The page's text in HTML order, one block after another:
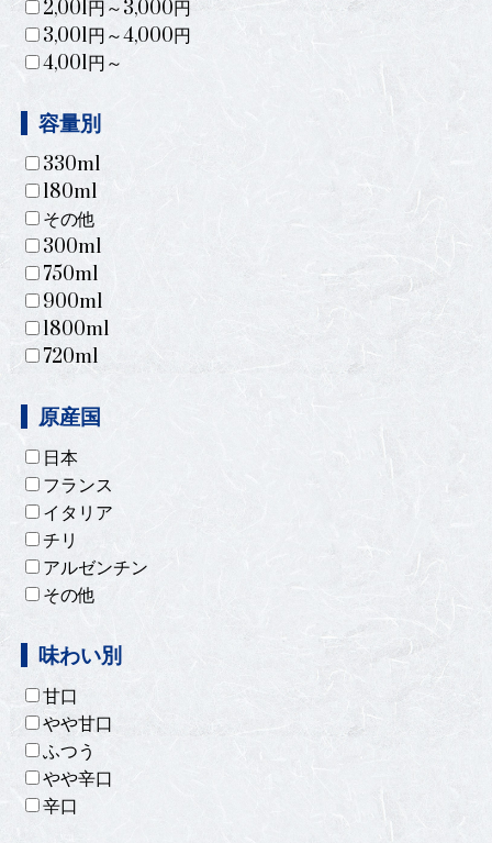
2,001円～3,000円
3,001円～4,000円
4,001円～
容量別
330ml
180ml
その他
300ml
750ml
900ml
1800ml
720ml
原産国
日本
フランス
イタリア
チリ
アルゼンチン
その他
味わい別
甘口
やや甘口
ふつう
やや辛口
辛口